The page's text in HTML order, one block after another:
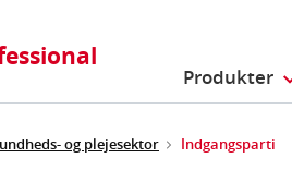
Produkter
og plejesektor Indgangsparti